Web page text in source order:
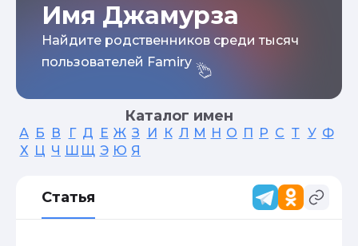
Имя Джамурза
Найдите родственников среди тысяч
пользователей Famiry
Каталог имен
А Б В Г Д Е Ж З И К Л М Н О П Р С Т У Ф
Х Ц Ч Ш Щ Э Ю Я
Статья